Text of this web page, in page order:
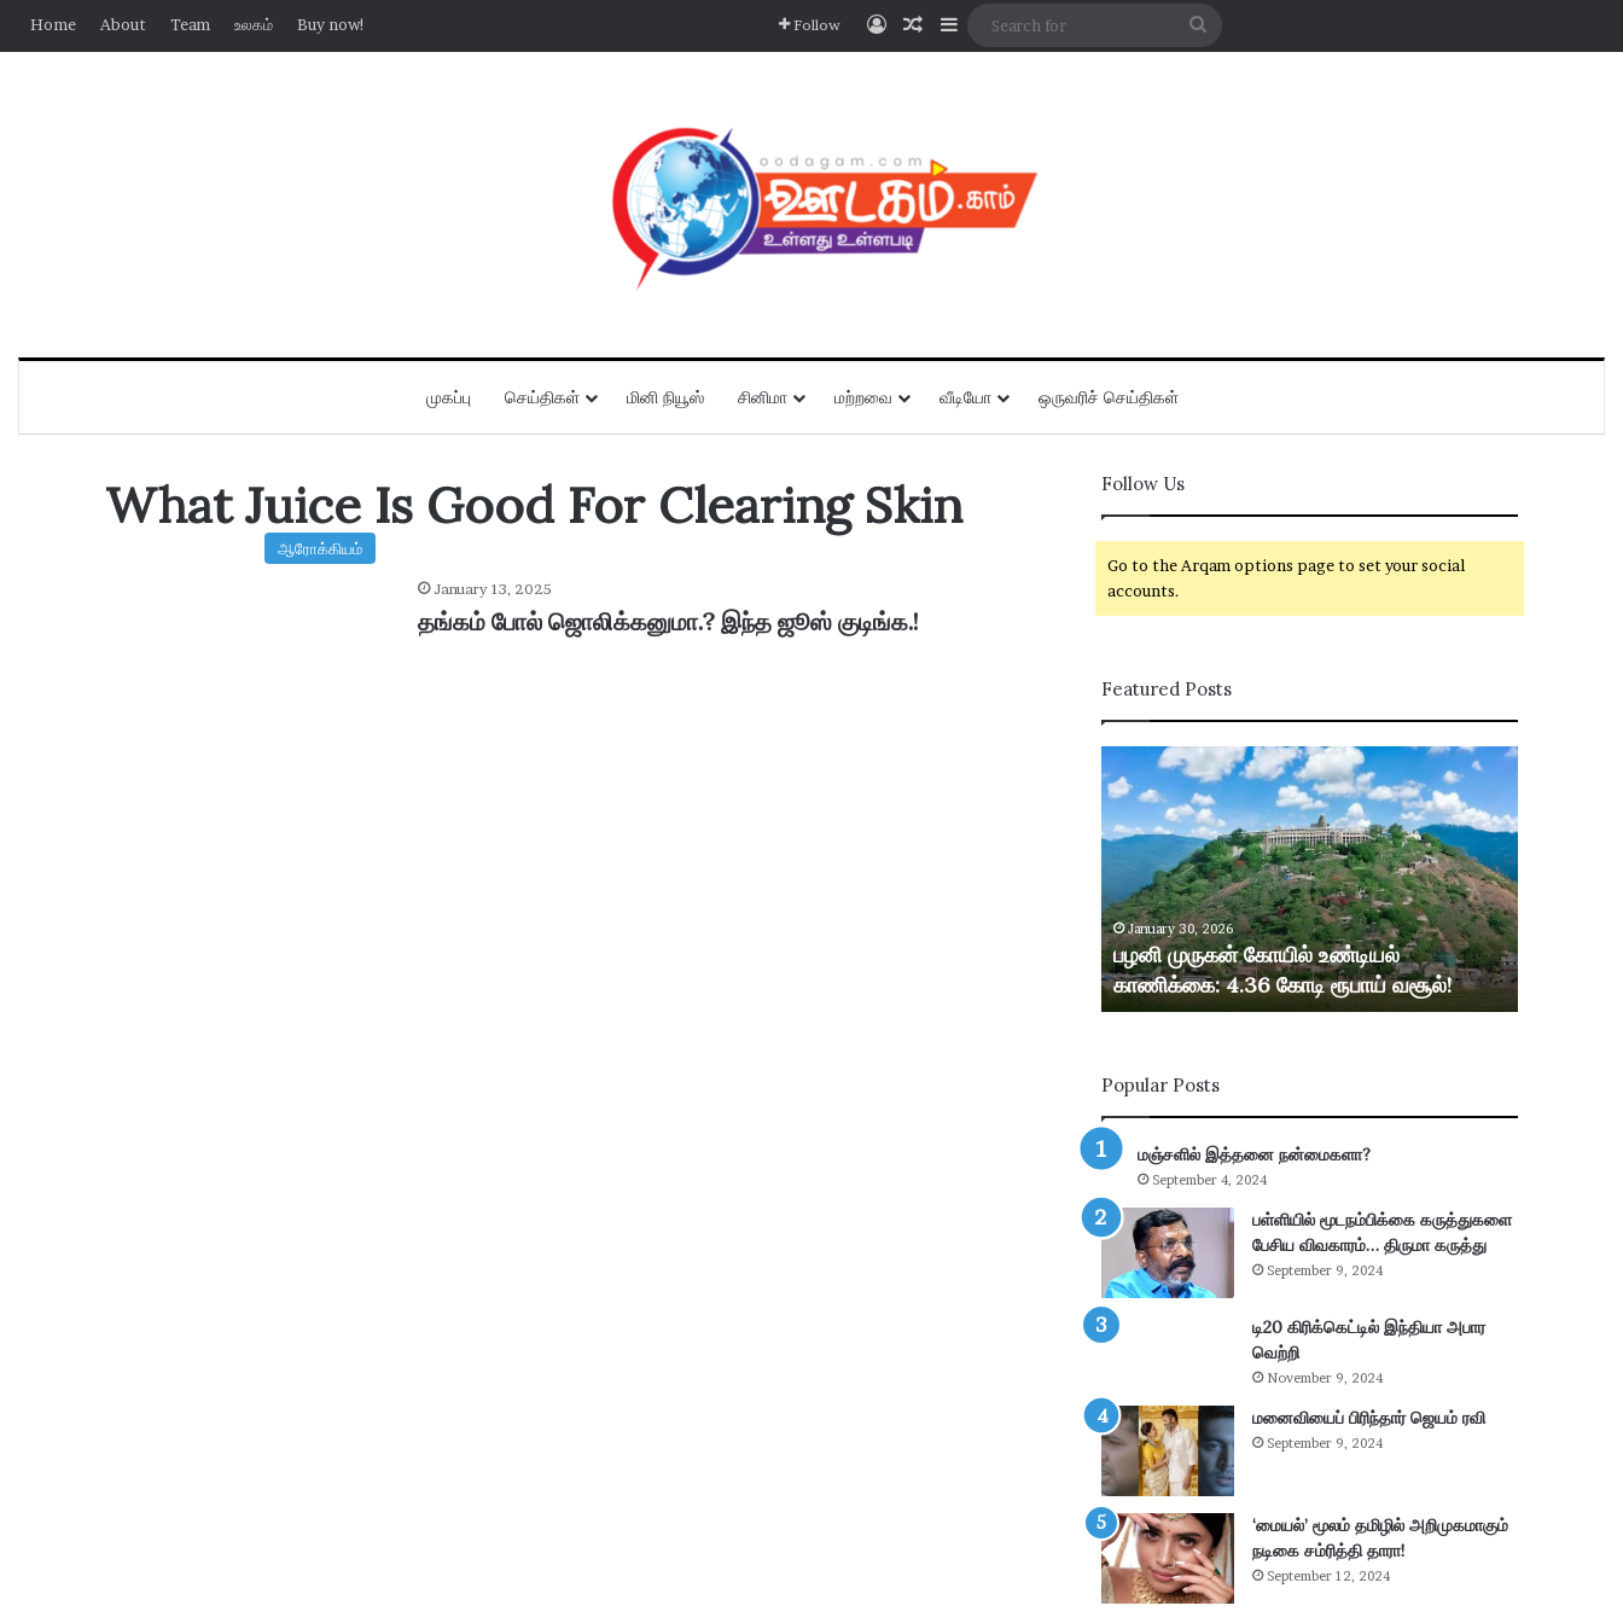
Home About Team உலகம் Buy now! Follow Log InRandom Article
Sidebar
முகப்பு செய்திகள் மினி நியூஸ் சினிமா மற்றவை வீடியோ ஒருவரிச் செய்திகள்
What Juice Is Good For Clearing Skin
ஆரோக்கியம்
January 13, 2025
தங்கம் போல் ஜொலிக்கனுமா.? இந்த ஜூஸ் குடிங்க.!
Follow Us
Go to the Arqam options page to set your social
accounts.
Featured Posts
ழ
மு
ன்
கோ
யி
ல்
உ
ய
ல்
கா
ணி
கை
:
.
3
6
ரூ
பா
ய்
வ
சூ
ல்
!
January 30, 2026
பழனி முருகன் கோயில் உண்டியல்
காணிக்கை: 4.36 கோடி ரூபாய் வசூல்!
Popular Posts
மஞ்சளில் இத்தனை நன்மைகளா?
September 4, 2024
பள்ளியில் மூடநம்பிக்கை கருத்துகளை
பேசிய விவகாரம்… திருமா கருத்து
September 9, 2024
டி20 கிரிக்கெட்டில் இந்தியா அபார
வெற்றி
November 9, 2024
மனைவியைப் பிரிந்தார் ஜெயம் ரவி
September 9, 2024
‘மையல்’ மூலம் தமிழில் அறிமுகமாகும்
நடிகை சம்ரித்தி தாரா!
September 12, 2024